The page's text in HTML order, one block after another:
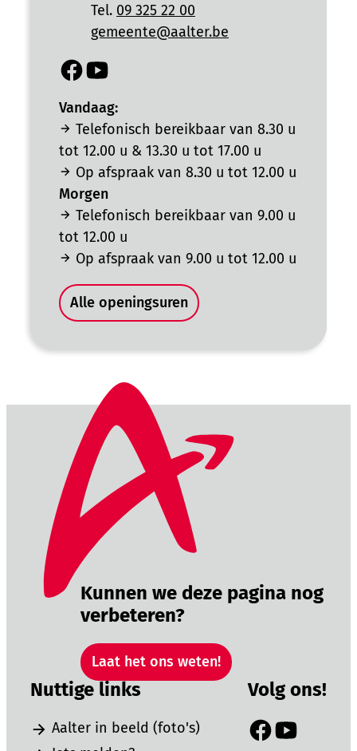
09 325 22 00
E-mailgemeente@aalter.be
Facebook
YouTube
Vandaag:
Telefonisch bereikbaar van 8.30 u
tot 12.00 u & 13.30 u tot 17.00 u
Op afspraak van 8.30 u tot 12.00 u
Morgen
Telefonisch bereikbaar van 9.00 u
tot 12.00 u
Op afspraak van 9.00 u tot 12.00 u
Alle openingsurenGemeentehuis
Kunnen we deze pagina nog
verbeteren?
Laat het ons weten!
Nuttige links
Aalter in beeld (foto's)
Volg ons!
Facebook
YouTube